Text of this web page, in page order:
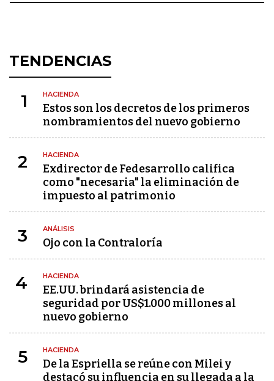
TENDENCIAS
1 HACIENDA
Estos son los decretos de los primeros
nombramientos del nuevo gobierno
2 HACIENDA
Exdirector de Fedesarrollo califica
como "necesaria" la eliminación de
impuesto al patrimonio
3 ANÁLISIS
Ojo con la Contraloría
4 HACIENDA
EE.UU. brindará asistencia de
seguridad por US$1.000 millones al
nuevo gobierno
5 HACIENDA
De la Espriella se reúne con Milei y
destacó su influencia en su llegada a la